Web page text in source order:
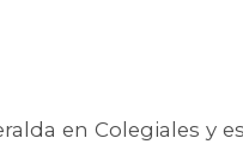
en Colegiales y